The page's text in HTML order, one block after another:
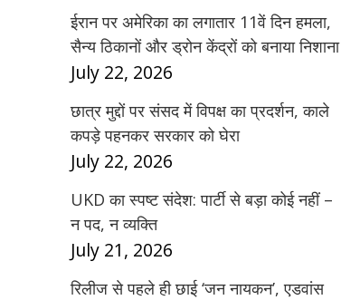
ईरान पर अमेरिका का लगातार 11वें दिन हमला,
सैन्य ठिकानों और ड्रोन केंद्रों को बनाया निशाना
July 22, 2026
छात्र मुद्दों पर संसद में विपक्ष का प्रदर्शन, काले
कपड़े पहनकर सरकार को घेरा
July 22, 2026
UKD का स्पष्ट संदेश: पार्टी से बड़ा कोई नहीं –
न पद, न व्यक्ति
July 21, 2026
रिलीज से पहले ही छाई ‘जन नायकन’, एडवांस